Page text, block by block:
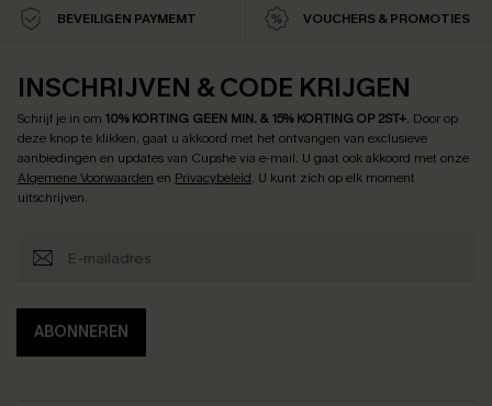
BEVEILIGEN PAYMEMT VOUCHERS & PROMOTIES
INSCHRIJVEN & CODE KRIJGEN
Schrijf je in om 10% KORTING GEEN MIN. & 15% KORTING OP 2ST+. Door op
deze knop te klikken, gaat u akkoord met het ontvangen van exclusieve
aanbiedingen en updates van Cupshe via e-mail. U gaat ook akkoord met onze
Algemene Voorwaarden en Privacybeleid. U kunt zich op elk moment
uitschrijven.
ABONNEREN